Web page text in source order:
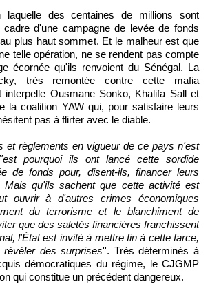
laquelle des centaines de millions sont
d'une campagne de levée de fonds
plus haut sommet. Et le malheur est que
telle opération, ne se rendent pas compte
écornée qu'ils renvoient du Sénégal. La
très remontée contre cette mafia
interpelle Ousmane Sonko, Khalifa Sall et
la coalition YAW qui, pour satisfaire leurs
pas à flirter avec le diable.
et règlements en vigueur de ce pays n'est
pourquoi ils ont lancé cette sordide
de fonds pour, disent-ils, financer leurs
Mais qu'ils sachent que cette activité est
ouvrir à d'autres crimes économiques
du terrorisme et le blanchiment de
que des saletés financières franchissent
l'État est invité à mettre fin à cette farce,
des surprises''. Très déterminés à
démocratiques du régime, le CJGMP
qui constitue un précédent dangereux.